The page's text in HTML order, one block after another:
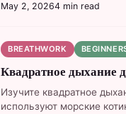
May 2, 20264 min read
BREATHWORK
Квадратное дыхание
Изучите квадратное
используют морские